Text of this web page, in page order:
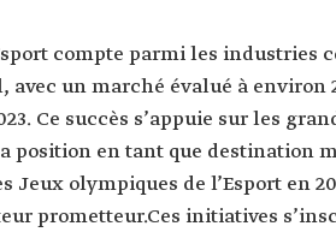
compte parmi les industries
avec un marché évalué à
Ce succès s’appuie sur les
position en tant que destination
Jeux olympiques de l’Esport en
prometteur.Ces initiatives